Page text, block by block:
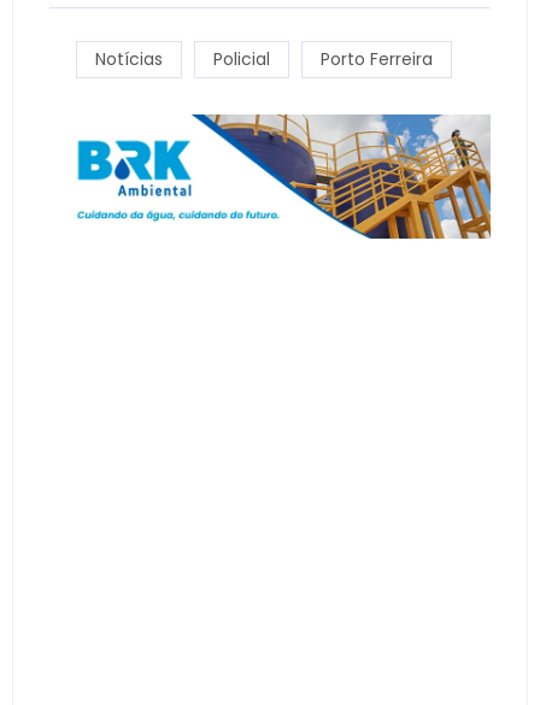
Notícias Policial Porto Ferreira